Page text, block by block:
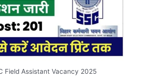
Field Assistant Vacancy 2025